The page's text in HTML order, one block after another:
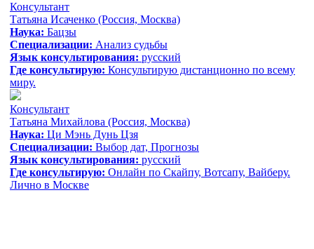
Консультант
Татьяна Исаченко (Россия, Москва)
Наука: Бацзы
Специализации: Анализ судьбы
Язык консультирования: русский
Где консультирую: Консультирую дистанционно по всему
миру.
Консультант
Татьяна Михайлова (Россия, Москва)
Наука: Ци Мэнь Дунь Цзя
Специализации: Выбор дат, Прогнозы
Язык консультирования: русский
Где консультирую: Онлайн по Скайпу, Вотсапу, Вайберу.
Лично в Москве